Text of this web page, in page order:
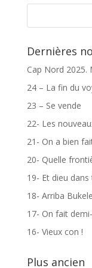
Dernières
Cap Nord 2025.
24 – La fin du
23 – Se vende
22- Les
21- On a bien
20- Quelle
19- Et dieu
18- Arriba
17- On fait
16- Vieux con !
Plus ancien